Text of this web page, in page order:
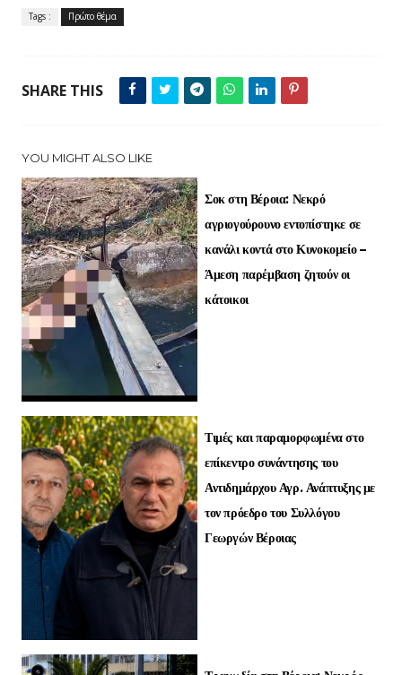
Tags : Πρώτο θέμα
SHARE THIS
YOU MIGHT ALSO LIKE
Σοκ στη Βέροια: Νεκρό
αγριογούρουνο εντοπίστηκε σε
κανάλι κοντά στο Κυνοκομείο –
Άμεση παρέμβαση ζητούν οι
κάτοικοι
Τιμές και παραμορφωμένα στο
επίκεντρο συνάντησης του
Αντιδημάρχου Αγρ. Ανάπτυξης με
τον πρόεδρο του Συλλόγου
Γεωργών Βέροιας